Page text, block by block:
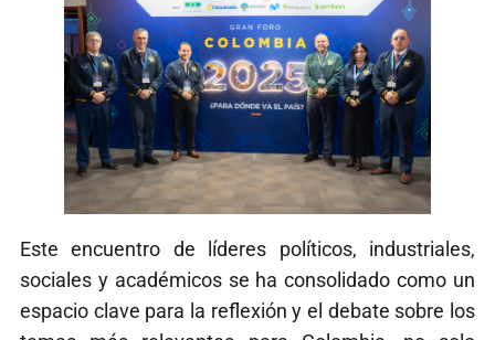
Este encuentro de líderes políticos, industriales,
sociales y académicos se ha consolidado como un
espacio clave para la reflexión y el debate sobre los